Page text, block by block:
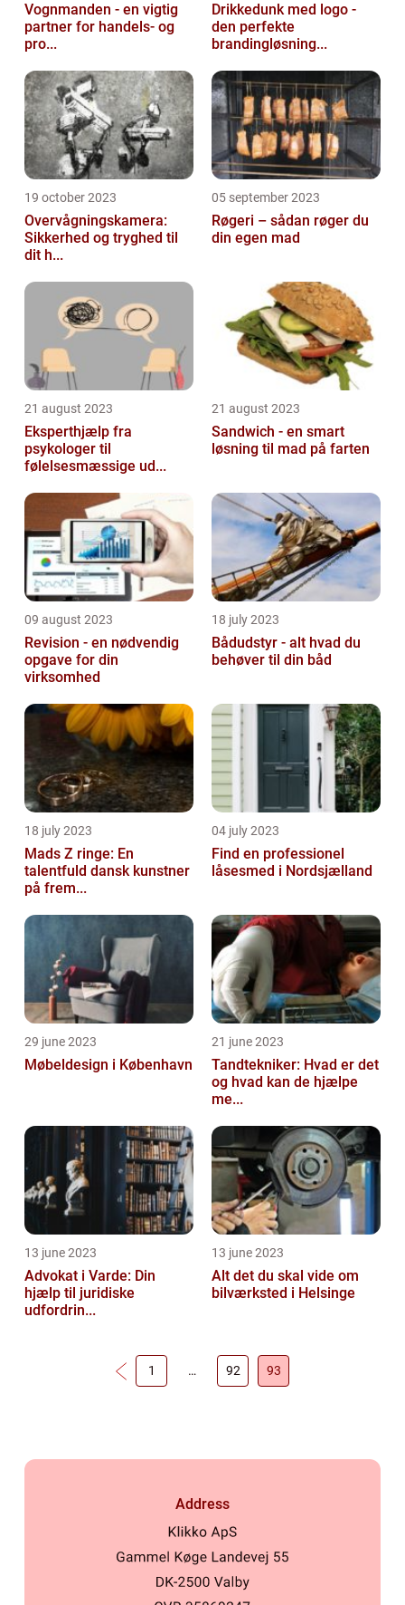
Vognmanden - en vigtig
partner for handels- og
pro...
Drikkedunk med logo -
den perfekte
brandingløsning...
19 october 2023
Overvågningskamera:
Sikkerhed og tryghed til
dit h...
05 september 2023
Røgeri – sådan røger du
din egen mad
21 august 2023
Eksperthjælp fra
psykologer til
følelsesmæssige ud...
21 august 2023
Sandwich - en smart
løsning til mad på farten
09 august 2023
Revision - en nødvendig
opgave for din
virksomhed
18 july 2023
Bådudstyr - alt hvad du
behøver til din båd
18 july 2023
Mads Z ringe: En
talentfuld dansk kunstner
på frem...
04 july 2023
Find en professionel
låsesmed i Nordsjælland
29 june 2023
Møbeldesign i København
21 june 2023
Tandtekniker: Hvad er det
og hvad kan de hjælpe
me...
13 june 2023
Advokat i Varde: Din
hjælp til juridiske
udfordrin...
13 june 2023
Alt det du skal vide om
bilværksted i Helsinge
1 … 92 93
Address